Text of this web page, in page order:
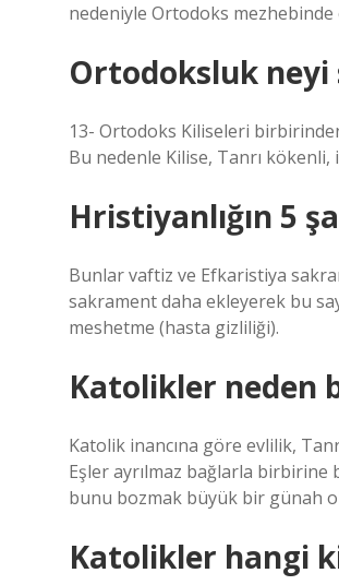
nedeniyle Ortodoks
Ortodoksluk neyi
13- Ortodoks Kiliseleri
Bu nedenle Kilise, Tanrı
Hristiyanlığın 5
Bunlar vaftiz ve Efkaristiya
sakrament daha ekleyerek bu
meshetme (hasta gizliliği).
Katolikler neden
Katolik inancına göre evlilik,
Eşler ayrılmaz bağlarla birbirine
bunu bozmak büyük bir günah
Katolikler hangi